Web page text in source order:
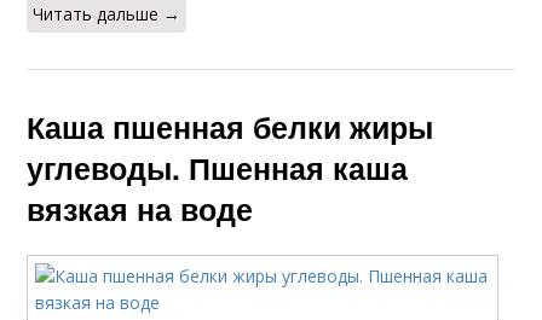
Читать дальше →
Каша пшенная белки жиры
углеводы. Пшенная каша
вязкая на воде